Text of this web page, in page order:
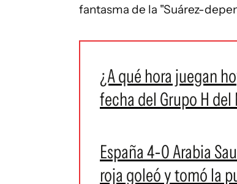
fantasma de la "Suárez-
¿A qué hora juegan
fecha del Grupo H
España 4-0 Arabia
roja goleó y tomó la